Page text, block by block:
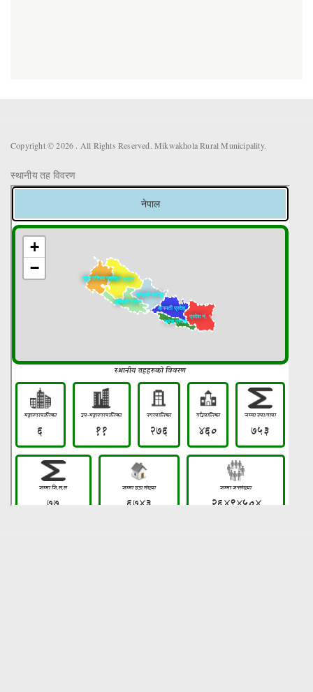
Copyright © 2026 . All Rights Reserved. Mikwakhola Rural Municipality.
स्थानीय तह विवरण